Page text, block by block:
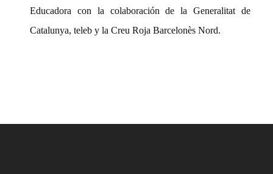
Educadora con la colaboración de la Generalitat de
Catalunya, teleb y la Creu Roja Barcelonès Nord.